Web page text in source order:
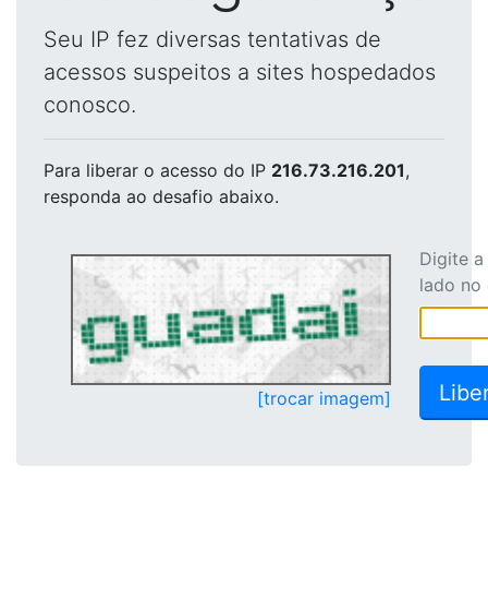
Seu IP fez diversas tentativas de
acessos suspeitos a sites hospedados
conosco.
Para liberar o acesso do IP 216.73.216.201,
responda ao desafio abaixo.
[trocar imagem]
Digite
lado no